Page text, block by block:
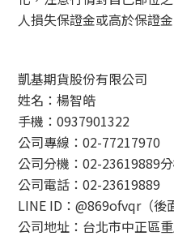
人損失保證金或高於保證
凱基期貨股份有限公司
姓名：楊智皓
手機：0937901322
公司專線：02-77217970
公司分機：02-23619889
公司電話：02-23619889
LINE ID：@869ofvqr（後
公司地址：台北市中正區